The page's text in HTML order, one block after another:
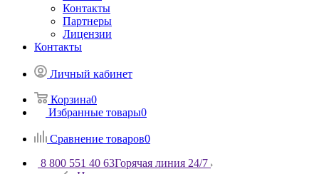
Контакты
Партнеры
Лицензии
Контакты
Личный кабинет
Корзина0
Избранные товары0
Сравнение товаров0
8 800 551 40 63Горячая линия 24/7